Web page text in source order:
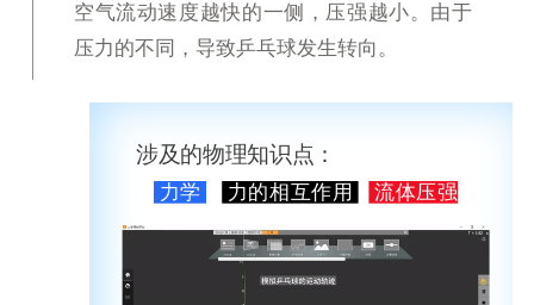
空气流动速度越快的一侧，压强越小。 由于
压力的不同，导致乒乓球发生转向。
涉及的物理知识点：
力学 力的相互作用 流体压强